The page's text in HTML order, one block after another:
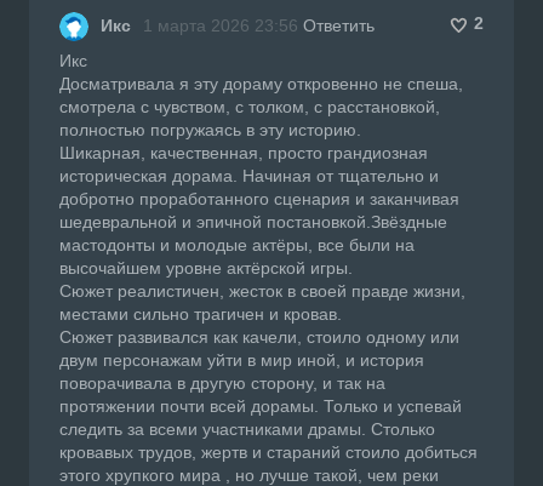
Икс 1 марта 2026 23:56 Ответить
2
Икс
Досматривала я эту дораму откровенно не спеша,
смотрела с чувством, с толком, с расстановкой,
полностью погружаясь в эту историю.
Шикарная, качественная, просто грандиозная
историческая дорама. Начиная от тщательно и
добротно проработанного сценария и заканчивая
шедевральной и эпичной постановкой.Звёздные
мастодонты и молодые актёры, все были на
высочайшем уровне актёрской игры.
Сюжет реалистичен, жесток в своей правде жизни,
местами сильно трагичен и кровав.
Сюжет развивался как качели, стоило одному или
двум персонажам уйти в мир иной, и история
поворачивала в другую сторону, и так на
протяжении почти всей дорамы. Только и успевай
следить за всеми участниками драмы. Столько
кровавых трудов, жертв и стараний стоило добиться
этого хрупкого мира , но лучше такой, чем реки